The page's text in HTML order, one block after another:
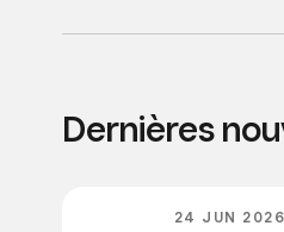
Dernières
24 JUN 2026